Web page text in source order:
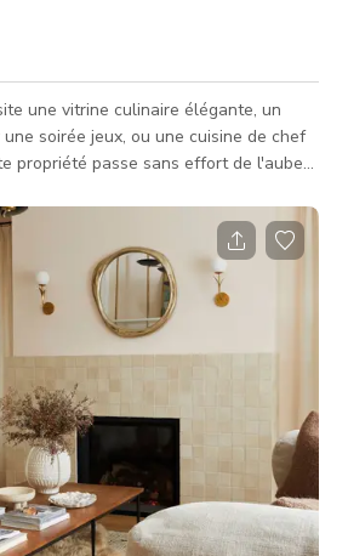
une vitrine culinaire élégante, un
soirée jeux, ou une cuisine de chef
propriété passe sans effort de l'aube
lancez la caméra — la maison de fête
Cuisine de chef ultra-
une île surdimensionnée
pour les segments culinaires ou